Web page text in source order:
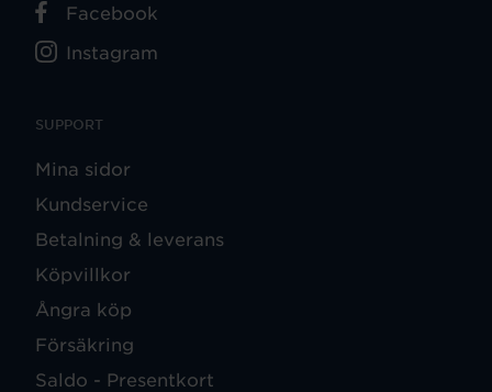
SUPPORT
Mina sidor
Kundservice
Betalning & leverans
Köpvillkor
Ångra köp
Försäkring
Saldo - Presentkort
Facebook
Instagram